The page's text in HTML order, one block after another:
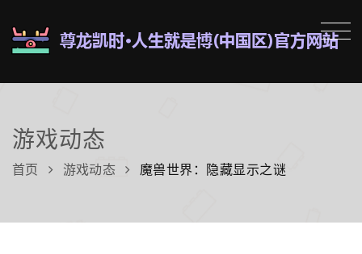
游戏动态
首页 游戏动态 魔兽世界：隐藏显示之谜